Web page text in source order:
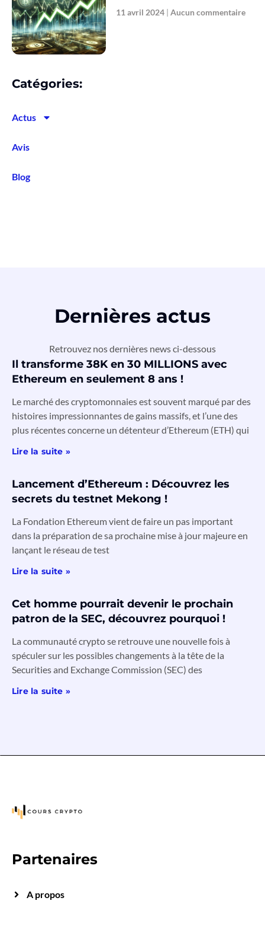
11 avril 2024 Aucun commentaire
Catégories:
Actus
Avis
Blog
Dernières actus
Retrouvez nos dernières news ci-dessous
Il transforme 38K en 30 MILLIONS avec
Ethereum en seulement 8 ans !
Le marché des cryptomonnaies est souvent marqué par des
histoires impressionnantes de gains massifs, et l’une des
plus récentes concerne un détenteur d’Ethereum (ETH) qui
Lire la suite »
Lancement d’Ethereum : Découvrez les
secrets du testnet Mekong !
La Fondation Ethereum vient de faire un pas important
dans la préparation de sa prochaine mise à jour majeure en
lançant le réseau de test
Lire la suite »
Cet homme pourrait devenir le prochain
patron de la SEC, découvrez pourquoi !
La communauté crypto se retrouve une nouvelle fois à
spéculer sur les possibles changements à la tête de la
Securities and Exchange Commission (SEC) des
Lire la suite »
Partenaires
A propos